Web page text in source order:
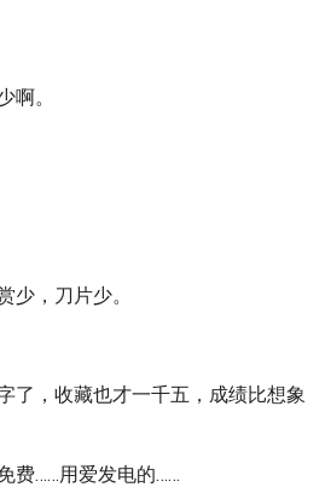
啊。
少，刀片少。
了，收藏也才一千五，成绩比想象
费……用爱发电的……